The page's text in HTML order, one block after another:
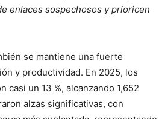
enlaces sospechosos y prioricen
se mantiene una fuerte
y productividad. En 2025, los
casi un 13 %, alcanzando 1,652
alzas significativas, con